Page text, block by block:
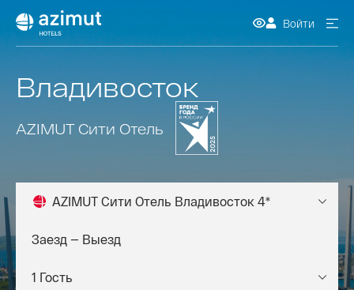
Войти
AZIMUT Сити Отель Владивосток 4*
Владивосток
AZIMUT Сити Отель